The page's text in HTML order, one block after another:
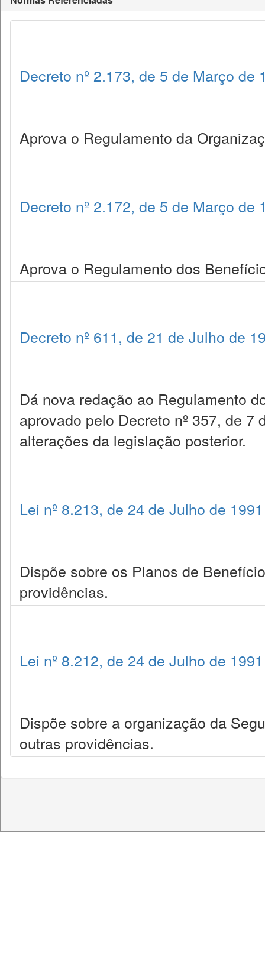
Decreto nº 2.173, de 5 de Março de
Aprova o Regulamento da
Decreto nº 2.172, de 5 de Março de
Aprova o Regulamento dos
Decreto nº 611, de 21 de Julho de
Dá nova redação ao Regulamento
aprovado pelo Decreto nº 357, de
alterações da legislação posterior.
Lei nº 8.213, de 24 de Julho de 1991
Dispõe sobre os Planos de
providências.
Lei nº 8.212, de 24 de Julho de 1991
Dispõe sobre a organização da
outras providências.